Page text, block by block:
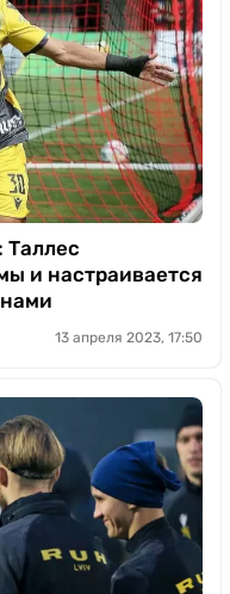
Таллес
и настраивается
13 апреля 2023, 17:50